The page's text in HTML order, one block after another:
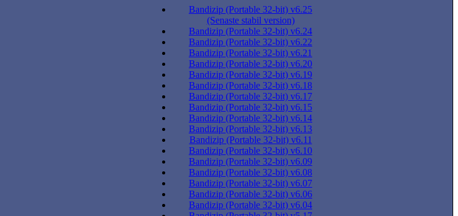
Bandizip (Portable 32-bit) v6.25
(Senaste stabil version)
Bandizip (Portable 32-bit) v6.24
Bandizip (Portable 32-bit) v6.22
Bandizip (Portable 32-bit) v6.21
Bandizip (Portable 32-bit) v6.20
Bandizip (Portable 32-bit) v6.19
Bandizip (Portable 32-bit) v6.18
Bandizip (Portable 32-bit) v6.17
Bandizip (Portable 32-bit) v6.15
Bandizip (Portable 32-bit) v6.14
Bandizip (Portable 32-bit) v6.13
Bandizip (Portable 32-bit) v6.11
Bandizip (Portable 32-bit) v6.10
Bandizip (Portable 32-bit) v6.09
Bandizip (Portable 32-bit) v6.08
Bandizip (Portable 32-bit) v6.07
Bandizip (Portable 32-bit) v6.06
Bandizip (Portable 32-bit) v6.04